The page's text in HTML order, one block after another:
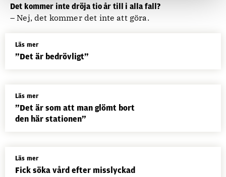
Det kommer inte dröja tio år till i alla fall?
– Nej, det kommer det inte att göra.
Läs mer
”Det är bedrövligt”
Läs mer
”Det är som att man glömt bort
den här stationen”
Läs mer
Fick söka vård efter misslyckad